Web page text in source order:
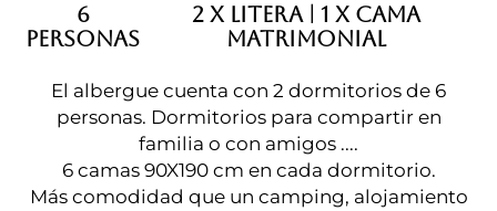
6
PERSONAS
2 X LITERA| 1 X CAMA
MATRIMONIAL
El albergue cuenta con 2 dormitorios de 6
personas. Dormitorios para compartir en
familia o con amigos ....
6 camas 90X190 cm en cada dormitorio.
Más comodidad que un camping, alojamiento